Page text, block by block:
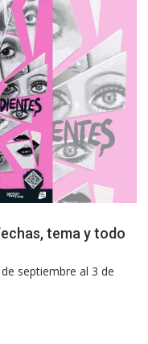
tema y todo
septiembre al 3 de